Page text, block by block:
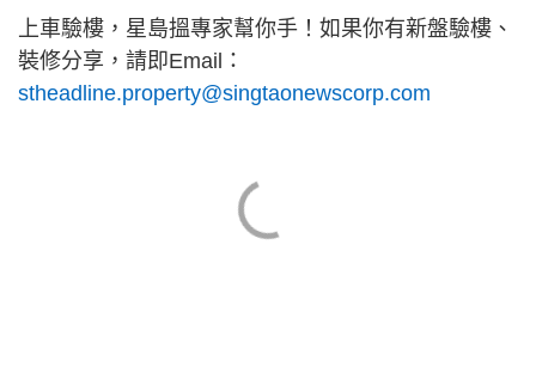
上車驗樓，星島搵專家幫你手！如果你有新盤驗樓、
裝修分享，請即Email：
stheadline.property@singtaonewscorp.com